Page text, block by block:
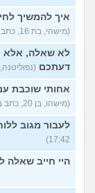
איך להמשיך
(מישהי, בת 16, כתבה ב-04/08/26 13:05)
לא שאלה, אלא
דעתכם (נפוליטנה, בת 23, כתבה ב-03/
אחותי שוכבת
(מישהו, בן 20, כתב ב-03/08/26 17:53)
לעבור מגוב
17:42)
היי חייב שאלה